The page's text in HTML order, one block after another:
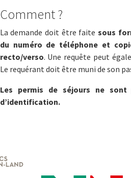
Comment ?
La demande doit être faite sous
du numéro de téléphone et
recto/verso. Une requête peut
Le requérant doit être muni de son
Les permis de séjours ne sont
d’identification.